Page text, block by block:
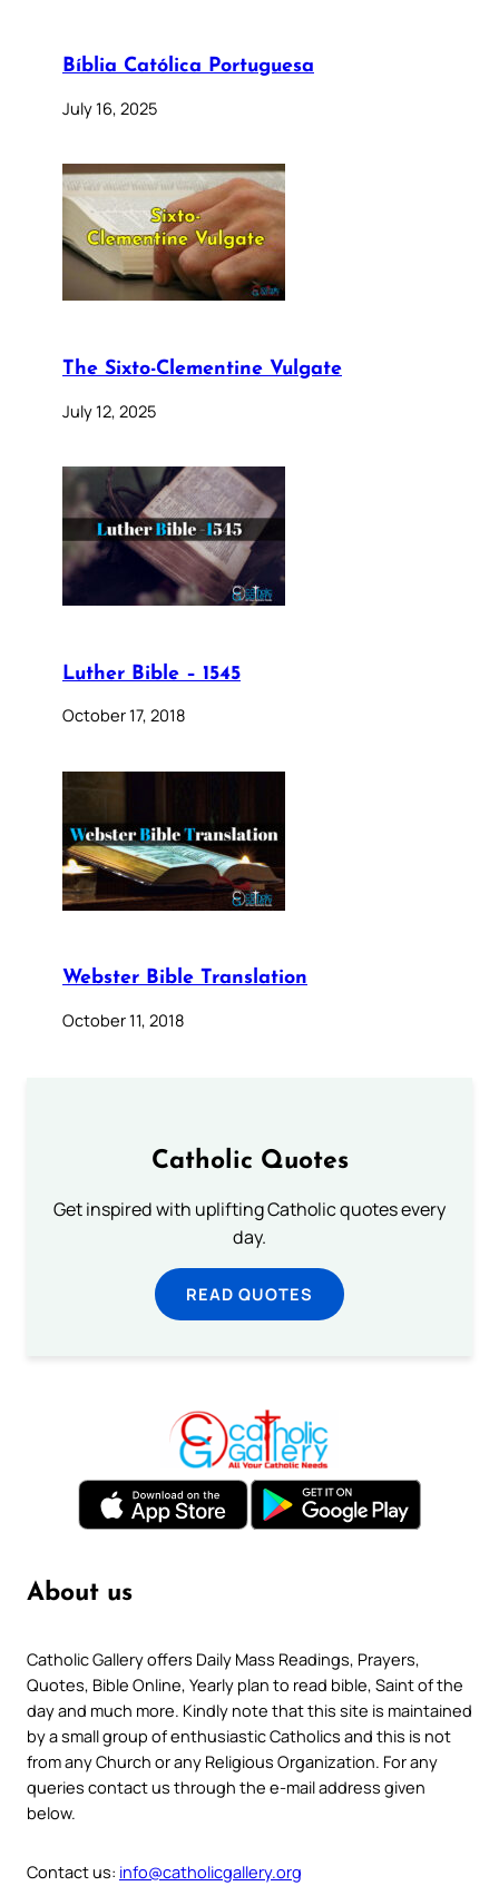
Bíblia Católica Portuguesa
July 16, 2025
The Sixto-Clementine Vulgate
July 12, 2025
Luther Bible – 1545
October 17, 2018
Webster Bible Translation
October 11, 2018
Catholic Quotes
Get inspired with uplifting Catholic quotes every
day.
READ QUOTES
About us
Catholic Gallery offers Daily Mass Readings, Prayers,
Quotes, Bible Online, Yearly plan to read bible, Saint of the
day and much more. Kindly note that this site is maintained
by a small group of enthusiastic Catholics and this is not
from any Church or any Religious Organization. For any
queries contact us through the e-mail address given
below.
Contact us: info@catholicgallery.org